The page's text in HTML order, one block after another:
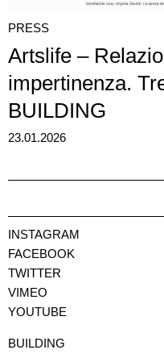
PRESS
Artslife –
impertinenza.
BUILDING
23.01.2026
INSTAGRAM
FACEBOOK
TWITTER
VIMEO
YOUTUBE
BUILDING